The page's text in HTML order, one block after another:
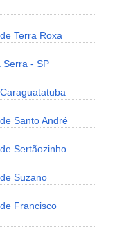
Terra Roxa
Serra - SP
Santo André
Sertãozinho
Suzano
Francisco